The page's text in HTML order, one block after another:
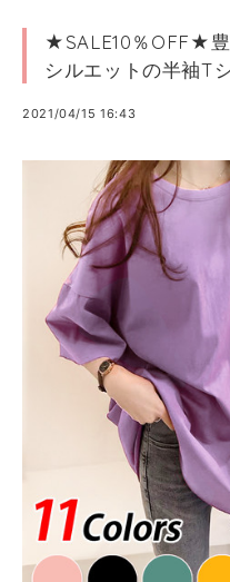
★SALE10％OFF★
シルエットの半袖T
2021/04/15 16:43